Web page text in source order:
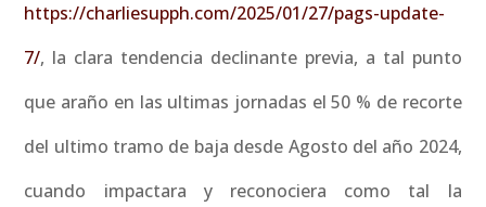
https://charliesupph.com/2025/01/27/pags-update-
7/, la clara tendencia declinante previa, a tal punto
que araño en las ultimas jornadas el 50 % de recorte
del ultimo tramo de baja desde Agosto del año 2024,
cuando impactara y reconociera como tal la